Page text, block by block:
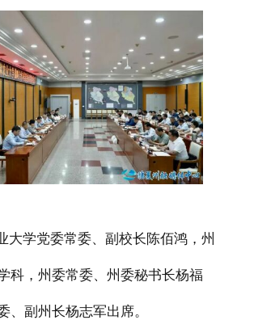
大学党委常委、副校长陈佰鸿，州
科，州委常委、州委秘书长杨福
、副州长杨志军出席。